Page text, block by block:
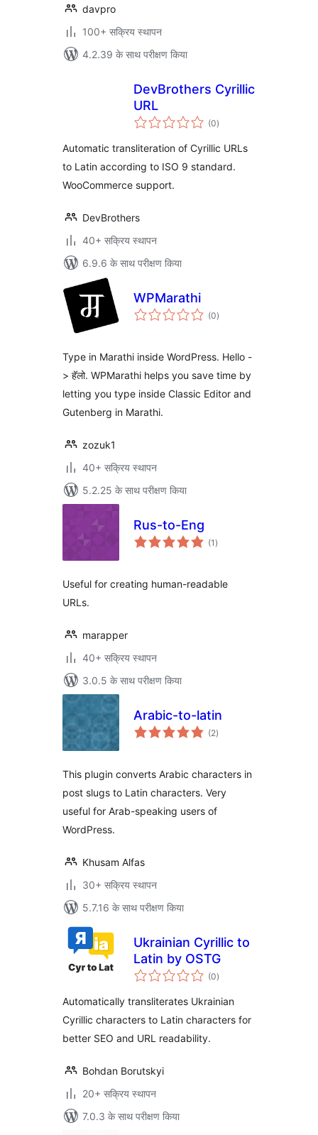
davpro
100+ सक्रिय स्थापन
4.2.39 के साथ परीक्षण किया
DevBrothers Cyrillic
URL
(0कुल
दर)
Automatic transliteration of Cyrillic URLs
to Latin according to ISO 9 standard.
WooCommerce support.
DevBrothers
40+ सक्रिय स्थापन
6.9.6 के साथ परीक्षण किया
WPMarathi
(0कुल
दर)
Type in Marathi inside WordPress. Hello -
> हॅलो. WPMarathi helps you save time by
letting you type inside Classic Editor and
Gutenberg in Marathi.
zozuk1
40+ सक्रिय स्थापन
5.2.25 के साथ परीक्षण किया
Rus-to-Eng
(1 कुल
दर)
Useful for creating human-readable
URLs.
marapper
40+ सक्रिय स्थापन
3.0.5 के साथ परीक्षण किया
Arabic-to-latin
(2कुल
दर)
This plugin converts Arabic characters in
post slugs to Latin characters. Very
useful for Arab-speaking users of
WordPress.
Khusam Alfas
30+ सक्रिय स्थापन
5.7.16 के साथ परीक्षण किया
Ukrainian Cyrillic to
Latin by OSTG
(0कुल
दर)
Automatically transliterates Ukrainian
Cyrillic characters to Latin characters for
better SEO and URL readability.
Bohdan Borutskyi
20+ सक्रिय स्थापन
7.0.3 के साथ परीक्षण किया